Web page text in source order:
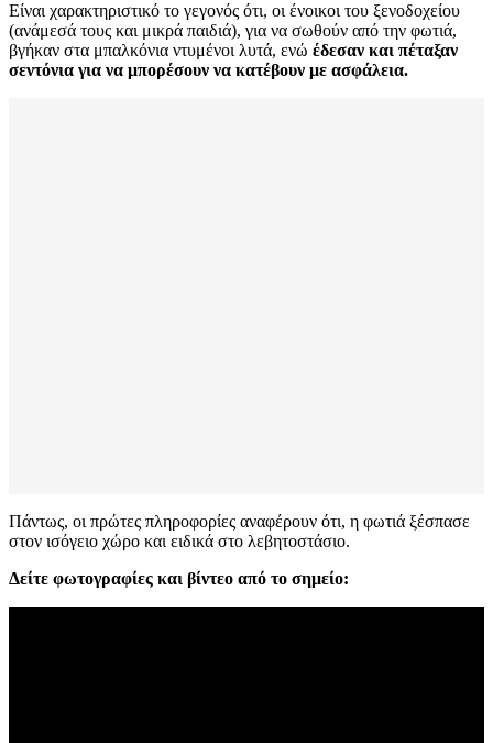
Είναι χαρακτηριστικό το γεγονός ότι, οι ένοικοι του ξενοδοχείου
(ανάμεσά τους και μικρά παιδιά), για να σωθούν από την φωτιά,
βγήκαν στα μπαλκόνια ντυμένοι λυτά, ενώ έδεσαν και πέταξαν
σεντόνια για να μπορέσουν να κατέβουν με ασφάλεια.
Πάντως, οι πρώτες πληροφορίες αναφέρουν ότι, η φωτιά ξέσπασε
στον ισόγειο χώρο και ειδικά στο λεβητοστάσιο.
Δείτε φωτογραφίες και βίντεο από το σημείο: